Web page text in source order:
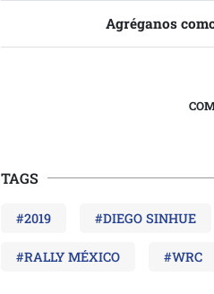
Agréganos
TAGS
#2019 #DIEGO SINHUE
#RALLY MÉXICO #WRC